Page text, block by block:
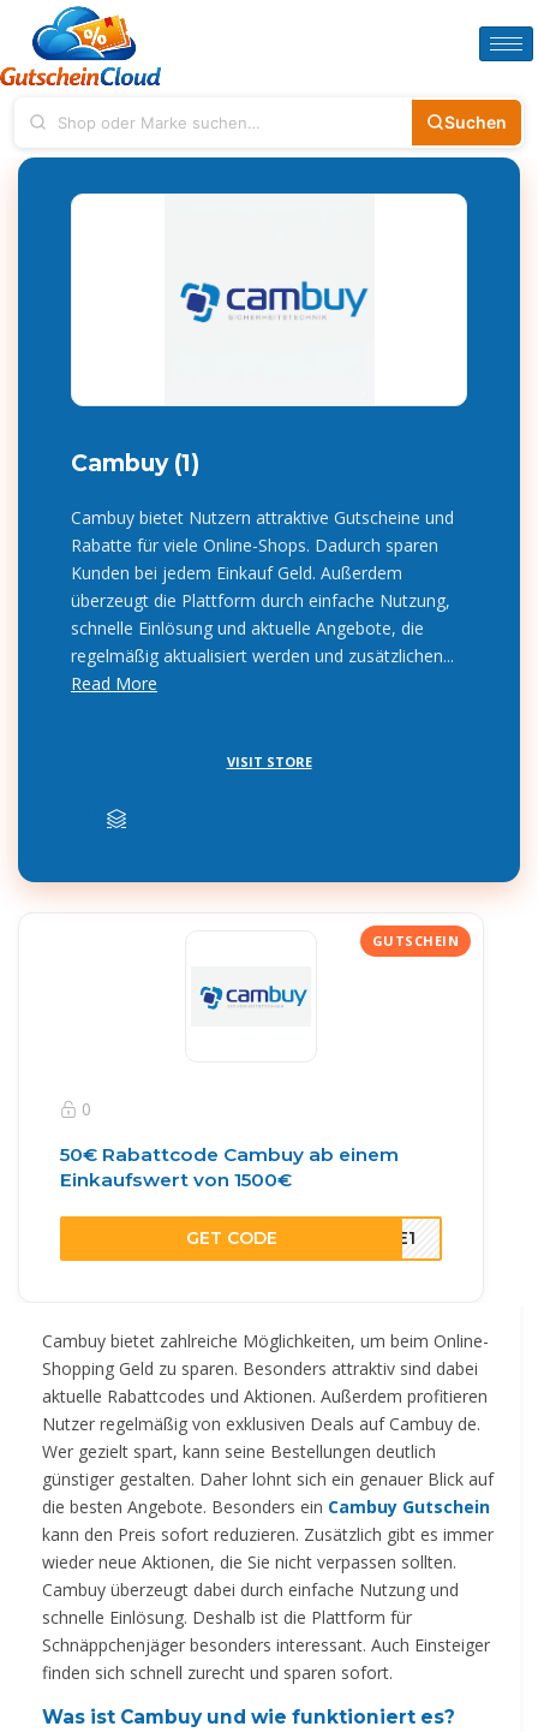
Suchen
Cambuy (1)
Cambuy bietet Nutzern attraktive Gutscheine und
Rabatte für viele Online-Shops. Dadurch sparen
Kunden bei jedem Einkauf Geld. Außerdem
überzeugt die Plattform durch einfache Nutzung,
schnelle Einlösung und aktuelle Angebote, die
regelmäßig aktualisiert werden und zusätzlichen...
Read More
VISIT STORE
0
50€ Rabattcode Cambuy ab einem
Einkaufswert von 1500€
GET CODE T3E1
Cambuy bietet zahlreiche Möglichkeiten, um beim Online-
Shopping Geld zu sparen. Besonders attraktiv sind dabei
aktuelle Rabattcodes und Aktionen. Außerdem profitieren
Nutzer regelmäßig von exklusiven Deals auf Cambuy de.
Wer gezielt spart, kann seine Bestellungen deutlich
günstiger gestalten. Daher lohnt sich ein genauer Blick auf
die besten Angebote. Besonders ein Cambuy Gutschein
kann den Preis sofort reduzieren. Zusätzlich gibt es immer
wieder neue Aktionen, die Sie nicht verpassen sollten.
Cambuy überzeugt dabei durch einfache Nutzung und
schnelle Einlösung. Deshalb ist die Plattform für
Schnäppchenjäger besonders interessant. Auch Einsteiger
finden sich schnell zurecht und sparen sofort.
Was ist Cambuy und wie funktioniert es?